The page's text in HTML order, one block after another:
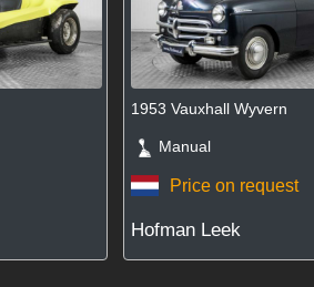
1953 Vauxhall Wyvern
Manual
Price on request
Hofman Leek